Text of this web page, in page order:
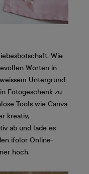
Wie
Worten in
Untergrund
Fotogeschenk zu
Tools wie Canva
kreativ,
ab und lade es
ifolor Online-
hoch.